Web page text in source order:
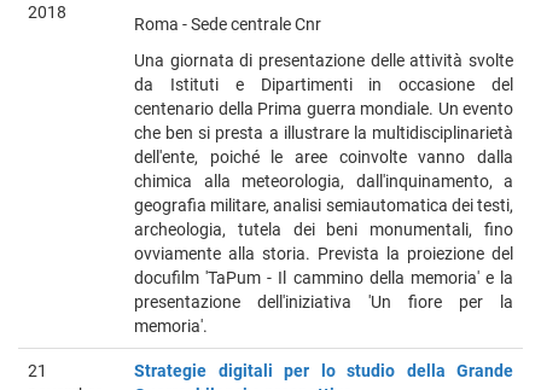
2018
Roma - Sede centrale Cnr
Una giornata di presentazione delle attività svolte
da Istituti e Dipartimenti in occasione del
centenario della Prima guerra mondiale. Un evento
che ben si presta a illustrare la multidisciplinarietà
dell'ente, poiché le aree coinvolte vanno dalla
chimica alla meteorologia, dall'inquinamento, a
geografia militare, analisi semiautomatica dei testi,
archeologia, tutela dei beni monumentali, fino
ovviamente alla storia. Prevista la proiezione del
docufilm 'TaPum - Il cammino della memoria' e la
presentazione dell'iniziativa 'Un fiore per la
memoria'.
21
Strategie digitali per lo studio della Grande